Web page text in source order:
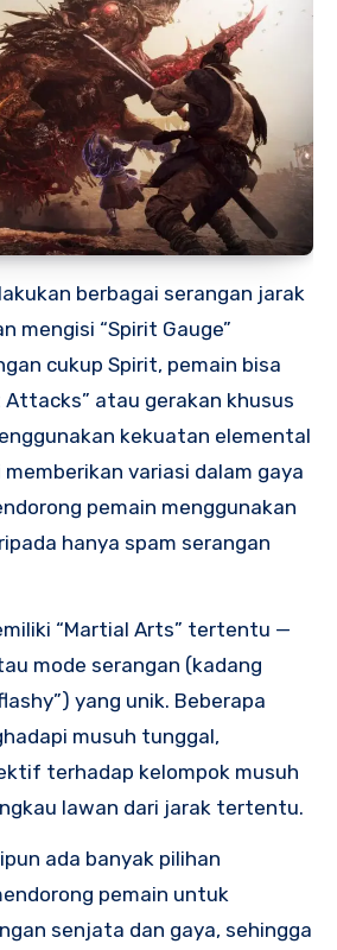
berbagai serangan jarak
mengisi “Spirit Gauge”
cukup Spirit, pemain bisa
Attacks” atau gerakan khusus
kekuatan elemental
variasi dalam gaya
pemain menggunakan
hanya spam serangan
“Martial Arts” tertentu —
mode serangan (kadang
yang unik. Beberapa
musuh tunggal,
terhadap kelompok musuh
lawan dari jarak tertentu.
ada banyak pilihan
pemain untuk
senjata dan gaya, sehingga